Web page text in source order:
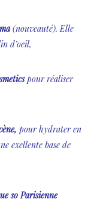
(nouveauté). Elle
d’oeil,
pour réaliser
pour hydrater en
exellente base de
so Parisienne